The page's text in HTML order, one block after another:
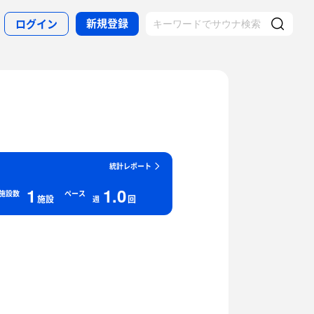
ログイン 新規登録
統計レポート
設数 1 施設 ペース
週 1.0回